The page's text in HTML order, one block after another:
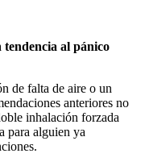
tendencia al pánico
de falta de aire o un
anteriores no
inhalación forzada
para alguien ya